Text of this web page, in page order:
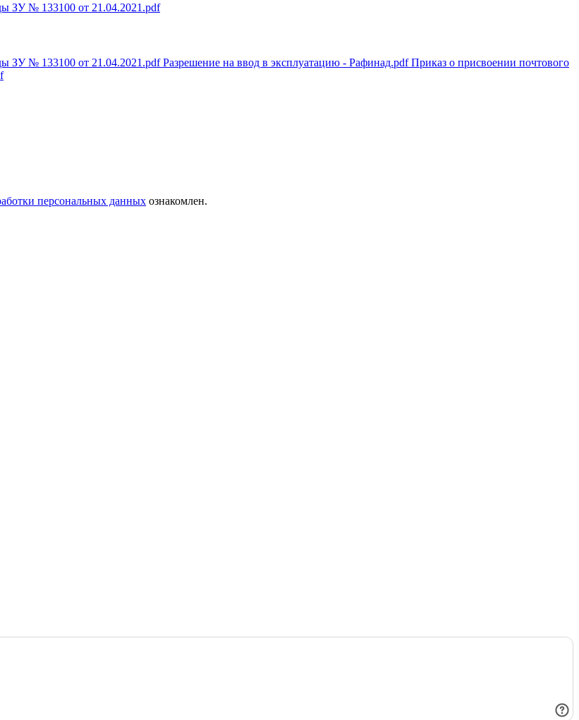
ЗУ № 133100 от 21.04.2021.pdf
ЗУ № 133100 от 21.04.2021.pdfРазрешение на ввод в эксплуатацию - Рафинад.pdfПриказ о присвоении почтового
персональных данных ознакомлен.